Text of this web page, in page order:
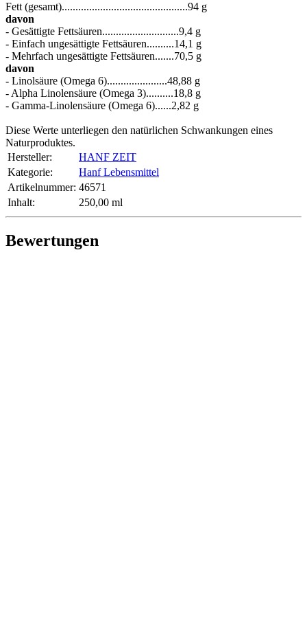
Fett (gesamt)..............................................94 g
davon
- Gesättigte Fettsäuren............................9,4 g
- Einfach ungesättigte Fettsäuren..........14,1 g
- Mehrfach ungesättigte Fettsäuren.......70,5 g
davon
- Linolsäure (Omega 6)......................48,88 g
- Alpha Linolensäure (Omega 3)..........18,8 g
- Gamma-Linolensäure (Omega 6)......2,82 g
Diese Werte unterliegen den natürlichen Schwankungen eines
Naturproduktes.
Hersteller:
HANF ZEIT
Kategorie:
Hanf Lebensmittel
Artikelnummer: 46571
Inhalt‍:
250,00 ml
Bewertungen